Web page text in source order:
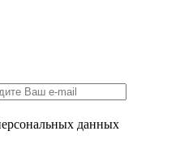
данных